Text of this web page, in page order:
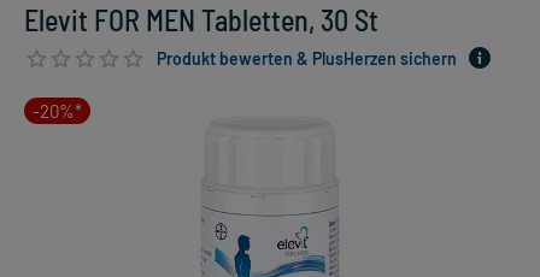
Elevit FOR MEN Tabletten, 30 St
Produkt bewerten & PlusHerzen sichern
-20%*